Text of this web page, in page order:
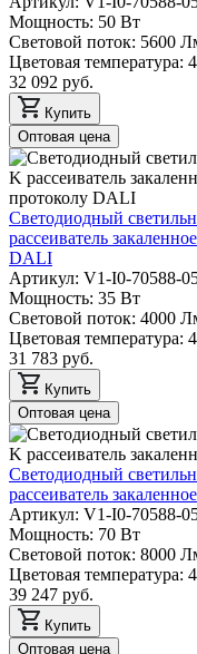
Мощность: 50 Вт
Световой поток: 5600
Цветовая температура:
32 092 руб.
Купить
Оптовая цена
Светодиодный
рассеиватель
DALI
Артикул: V1-I0-70588-
Мощность: 35 Вт
Световой поток: 4000
Цветовая температура:
31 783 руб.
Купить
Оптовая цена
Светодиодный
рассеиватель
Артикул: V1-I0-70588-
Мощность: 70 Вт
Световой поток: 8000
Цветовая температура:
39 247 руб.
Купить
Оптовая цена